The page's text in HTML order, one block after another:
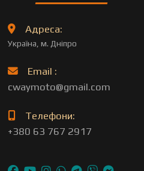
Адреса:
Україна, м. Дніпро
Email :
cwaymoto@gmail.com
Телефони:
+380 63 767 2917